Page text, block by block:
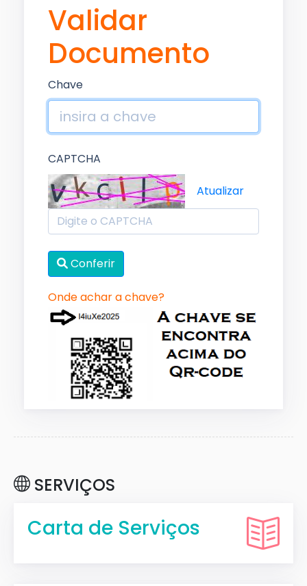
Validar
Documento
Chave
CAPTCHA
Atualizar
Conferir
Onde achar a chave?
SERVIÇOS
Carta de Serviços